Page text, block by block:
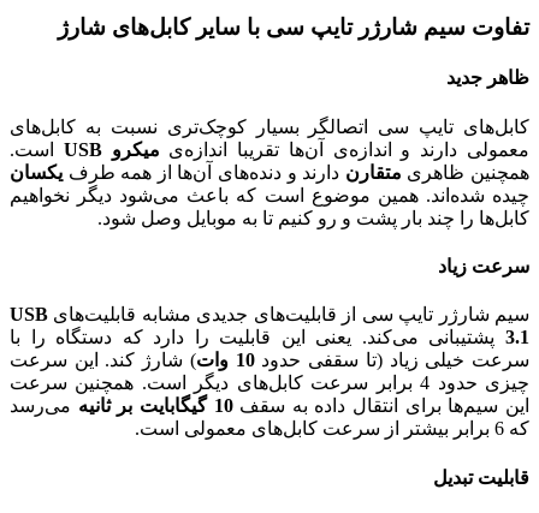
تفاوت سیم شارژر تایپ سی با سایر کابل‌های شارژ
ظاهر جدید
کابل‌های تایپ سی اتصالگر بسیار کوچک‌تری نسبت به کابل‌های
معمولی دارند و اندازه‌ی آن‌ها تقریبا اندازه‌ی میکرو USB
است.
همچنین ظاهری متقارن دارند و دنده‌های آن‌ها از همه طرف یکسان
چیده شده‌اند. همین موضوع است که باعث می‌شود دیگر نخواهیم
کابل‌ها را چند بار پشت و رو کنیم تا به موبایل وصل شود.
سرعت زیاد
سیم شارژر تایپ سی از قابلیت‌های جدیدی مشابه قابلیت‌های USB
3.1 پشتیبانی می‌کند. یعنی این قابلیت را دارد که دستگاه را با
سرعت خیلی زیاد (تا سقفی حدود10 وات
) شارژ کند. این سرعت
چیزی حدود 4 برابر سرعت کابل‌های دیگر است. همچنین سرعت
این سیم‌ها برای انتقال داده به سقف10 گیگابایت بر ثانیه
می‌رسد
که 6 برابر بیشتر از سرعت کابل‌های معمولی است.
قابلیت تبدیل